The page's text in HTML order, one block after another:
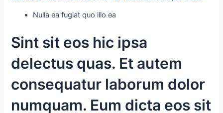
Nulla ea fugiat quo illo ea
Sint sit eos hic ipsa
delectus quas. Et autem
consequatur laborum dolor
numquam. Eum dicta eos sit